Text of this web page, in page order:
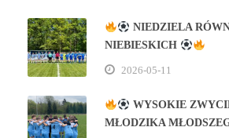
NIEDZIELA
NIEBIESKICH
2026-05-11
WYSOKIE
MŁODZIKA